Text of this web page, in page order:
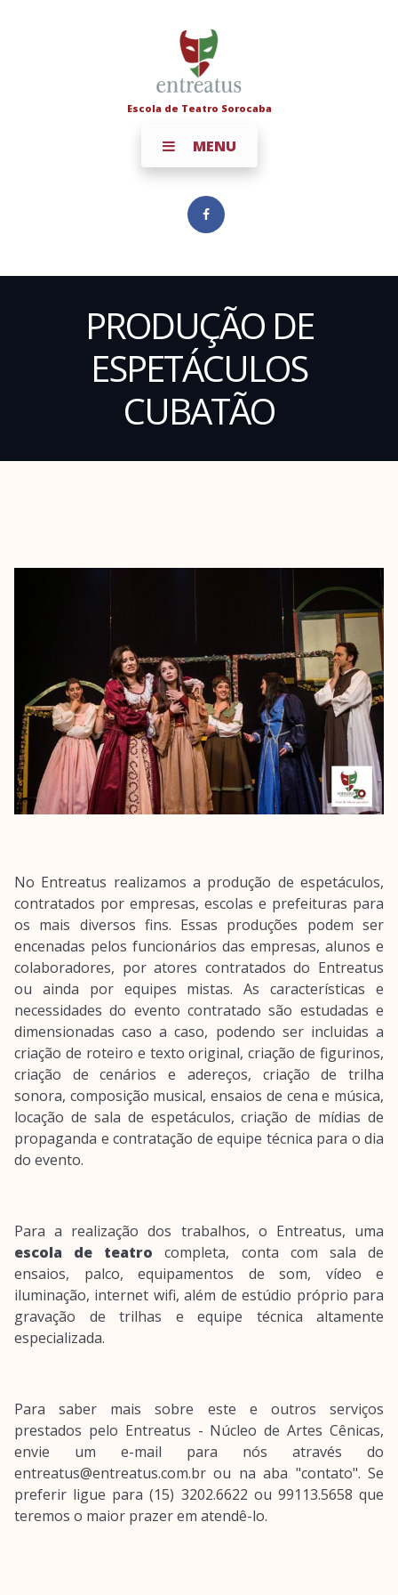
Escola de Teatro Sorocaba
MENU
PRODUÇÃO DE
ESPETÁCULOS
CUBATÃO
No Entreatus realizamos a produção de espetáculos,
contratados por empresas, escolas e prefeituras para
os mais diversos fins. Essas produções podem ser
encenadas pelos funcionários das empresas, alunos e
colaboradores, por atores contratados do Entreatus
ou ainda por equipes mistas. As características e
necessidades do evento contratado são estudadas e
dimensionadas caso a caso, podendo ser incluidas a
criação de roteiro e texto original, criação de figurinos,
criação de cenários e adereços, criação de trilha
sonora, composição musical, ensaios de cena e música,
locação de sala de espetáculos, criação de mídias de
propaganda e contratação de equipe técnica para o dia
do evento.
Para a realização dos trabalhos, o Entreatus, uma
escola de teatro completa, conta com sala de
ensaios, palco, equipamentos de som, vídeo e
iluminação, internet wifi, além de estúdio próprio para
gravação de trilhas e equipe técnica altamente
especializada.
Para saber mais sobre este e outros serviços
prestados pelo Entreatus - Núcleo de Artes Cênicas,
envie um e-mail para nós através do
entreatus@entreatus.com.br ou na aba "contato". Se
preferir ligue para (15) 3202.6622 ou 99113.5658 que
teremos o maior prazer em atendê-lo.